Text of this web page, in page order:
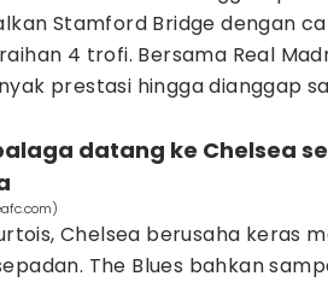
Stamford Bridge dengan
4 trofi. Bersama Real
prestasi hingga dianggap
datang ke Chelsea
Chelsea berusaha keras
The Blues bahkan